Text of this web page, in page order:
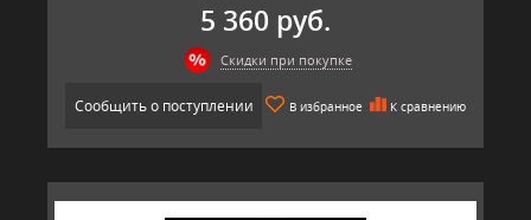
5 360 руб.
Скидки при покупке
Сообщить о поступлении В избранное К сравнению